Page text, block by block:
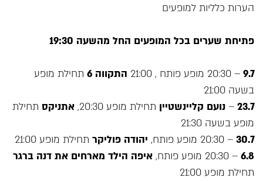
הערות כלליות למופעים
פתיחת שערים בכל המופעים החל מהשעה 19:30
9.7– 20:30 מופע פותח , 21:00 התקווה 6
תחילת מופע
בשעה 21:00
23.7
– נועם קליינשטיין תחילת מופע 20:30, אתניקסתחילת
מופע בשעה 21:30
30.7– 20:30 מופע פותח, יהודה פוליקרתחילת מופע 21:00
6.8– 20:30 מופע פותח,
איפה הילד מארחים את דנה ברגר
תחילת מופע 21:00